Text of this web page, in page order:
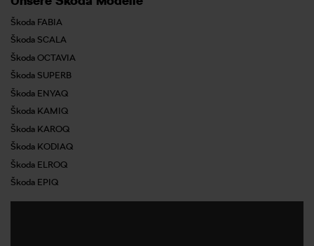
Škoda FABIA
Škoda SCALA
Škoda OCTAVIA
Škoda SUPERB
Škoda ENYAQ
Škoda KAMIQ
Škoda KAROQ
Škoda KODIAQ
Škoda ELROQ
Škoda EPIQ